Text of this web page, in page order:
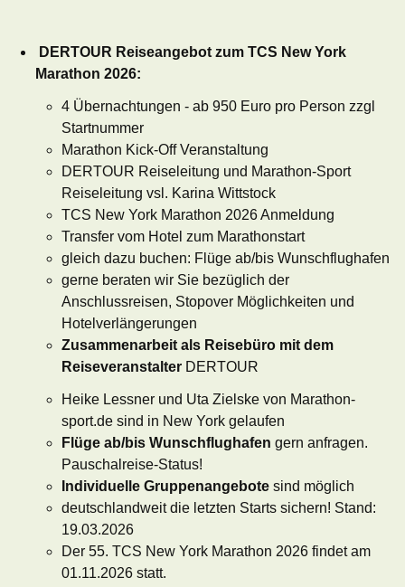
DERTOUR Reiseangebot zum TCS New York
Marathon 2026:
4 Übernachtungen - ab 950 Euro pro Person zzgl
Startnummer
Marathon Kick-Off Veranstaltung
DERTOUR Reiseleitung und Marathon-Sport
Reiseleitung vsl. Karina Wittstock
TCS New York Marathon 2026 Anmeldung
Transfer vom Hotel zum Marathonstart
gleich dazu buchen: Flüge ab/bis Wunschflughafen
gerne beraten wir Sie bezüglich der
Anschlussreisen, Stopover Möglichkeiten und
Hotelverlängerungen
Zusammenarbeit als Reisebüro mit dem
ReiseveranstalterDERTOUR
Heike Lessner und Uta Zielske von Marathon-
sport.de sind in New York gelaufen
Flüge ab/bis Wunschflughafen gern anfragen.
Pauschalreise-Status!
Individuelle Gruppenangebote sind möglich
deutschlandweit die letzten Starts sichern! Stand:
19.03.2026
Der 55. TCS New York Marathon 2026 findet am
01.11.2026 statt.